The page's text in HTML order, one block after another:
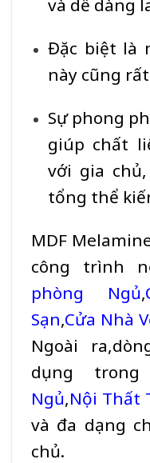
và dễ dàng
Đặc biệt là
này cũng
Sự phong
giúp chất
với gia
tổng thể
MDF
công trình
phòng Ngủ,
Sạn,Cửa Nhà
Ngoài
dụng trong
Ngủ,Nội Thất
và đa dạng
chủ.